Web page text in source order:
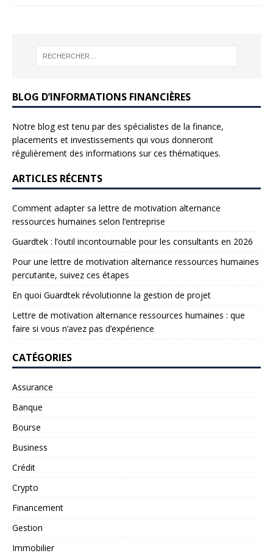
BLOG D’INFORMATIONS FINANCIÈRES
Notre blog est tenu par des spécialistes de la finance,
placements et investissements qui vous donneront
régulièrement des informations sur ces thématiques.
ARTICLES RÉCENTS
Comment adapter sa lettre de motivation alternance
ressources humaines selon l’entreprise
Guardtek : l’outil incontournable pour les consultants en 2026
Pour une lettre de motivation alternance ressources humaines
percutante, suivez ces étapes
En quoi Guardtek révolutionne la gestion de projet
Lettre de motivation alternance ressources humaines : que
faire si vous n’avez pas d’expérience
CATÉGORIES
Assurance
Banque
Bourse
Business
Crédit
Crypto
Financement
Gestion
Immobilier